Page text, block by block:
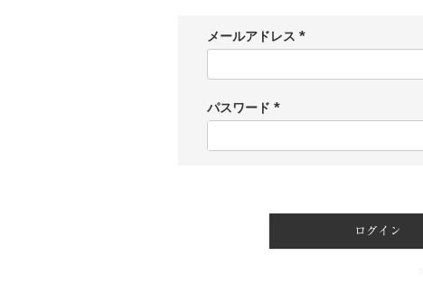
メールアドレス
(
須
パスワード
(
須
ログイン